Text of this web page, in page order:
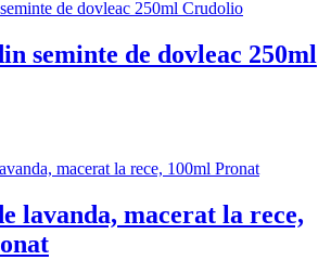
seminte de dovleac 250ml
lavanda, macerat la rece,